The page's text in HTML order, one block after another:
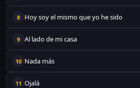
8 Hoy soy el mismo que yo he sido
9 Al lado de mi casa
10 Nada más
11 Ojalá